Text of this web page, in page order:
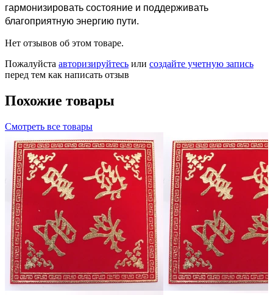
гармонизировать состояние и поддерживать
благоприятную энергию пути.
Нет отзывов об этом товаре.
Пожалуйста авторизируйтесь или создайте учетную запись
перед тем как написать отзыв
Похожие товары
Смотреть все товары